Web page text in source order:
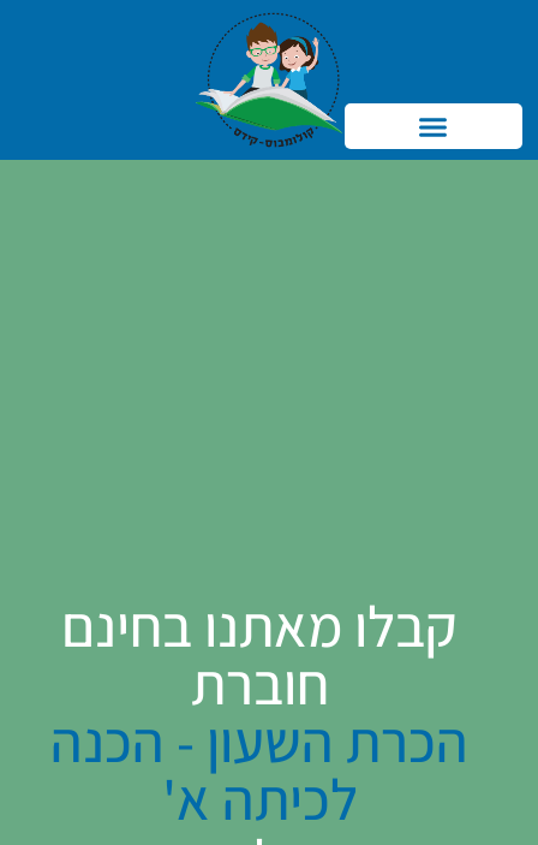
מאתנו בחינם
חוברת
השעון - הכנה
לכיתה א'